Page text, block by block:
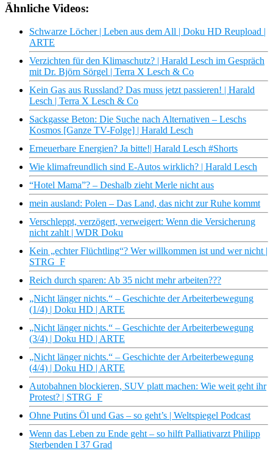
Ähnliche Videos:
Schwarze Löcher | Leben aus dem All | Doku HD Reupload |
ARTE
Verzichten für den Klimaschutz? | Harald Lesch im Gespräch
mit Dr. Björn Sörgel | Terra X Lesch & Co
Kein Gas aus Russland? Das muss jetzt passieren! | Harald
Lesch | Terra X Lesch & Co
Sackgasse Beton: Die Suche nach Alternativen – Leschs
Kosmos [Ganze TV-Folge] | Harald Lesch
Erneuerbare Energien? Ja bitte!| Harald Lesch #Shorts
Wie klimafreundlich sind E-Autos wirklich? | Harald Lesch
“Hotel Mama”? – Deshalb zieht Merle nicht aus
mein ausland: Polen – Das Land, das nicht zur Ruhe kommt
Verschleppt, verzögert, verweigert: Wenn die Versicherung
nicht zahlt | WDR Doku
Kein „echter Flüchtling“? Wer willkommen ist und wer nicht |
STRG_F
Reich durch sparen: Ab 35 nicht mehr arbeiten???
„Nicht länger nichts.“ – Geschichte der Arbeiterbewegung
(1/4) | Doku HD | ARTE
„Nicht länger nichts.“ – Geschichte der Arbeiterbewegung
(3/4) | Doku HD | ARTE
„Nicht länger nichts.“ – Geschichte der Arbeiterbewegung
(4/4) | Doku HD | ARTE
Autobahnen blockieren, SUV platt machen: Wie weit geht ihr
Protest? | STRG_F
Ohne Putins Öl und Gas – so geht’s | Weltspiegel Podcast
Wenn das Leben zu Ende geht – so hilft Palliativarzt Philipp
Sterbenden I 37 Grad